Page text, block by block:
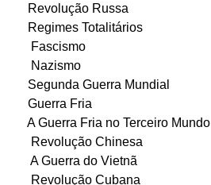
Revolução Russa
Regimes Totalitários
Fascismo
Nazismo
Segunda Guerra Mundial
Guerra Fria
A Guerra Fria no Terceiro Mundo
Revolução Chinesa
A Guerra do Vietnã
Revolução Cubana